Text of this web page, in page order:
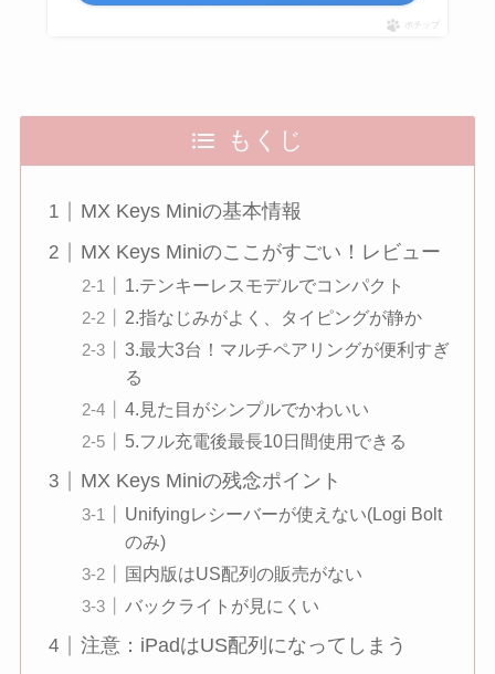
ポチップ
もくじ
MX Keys Miniの基本情報
MX Keys Miniのここがすごい！レビュー
1.テンキーレスモデルでコンパクト
2.指なじみがよく、タイピングが静か
3.最大3台！マルチペアリングが便利すぎ
る
4.見た目がシンプルでかわいい
5.フル充電後最長10日間使用できる
MX Keys Miniの残念ポイント
Unifyingレシーバーが使えない(Logi Bolt
のみ)
国内版はUS配列の販売がない
バックライトが見にくい
注意：iPadはUS配列になってしまう